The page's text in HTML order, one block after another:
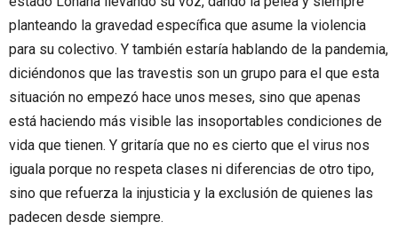
planteando la gravedad específica que asume la violencia
para su colectivo. Y también estaría hablando de la pandemia,
diciéndonos que las travestis son un grupo para el que esta
situación no empezó hace unos meses, sino que apenas
está haciendo más visible las insoportables condiciones de
vida que tienen. Y gritaría que no es cierto que el virus nos
iguala porque no respeta clases ni diferencias de otro tipo,
sino que refuerza la injusticia y la exclusión de quienes las
padecen desde siempre.